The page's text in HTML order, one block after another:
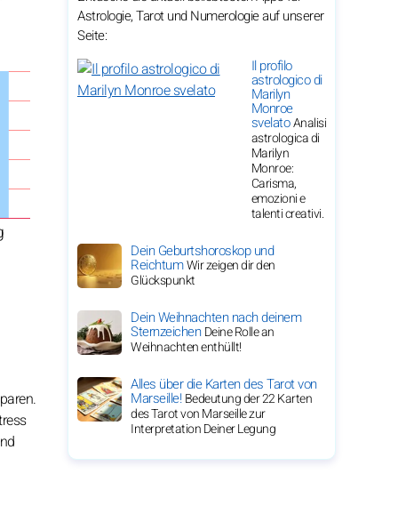
Astrologie, Tarot und Numerologie auf unserer
Seite:
Il profilo
astrologico di
Marilyn
Monroe
svelatoAnalisi
astrologica di
Marilyn
Monroe:
Carisma,
emozioni e
talenti creativi.
Dein Geburtshoroskop und
ReichtumWir zeigen dir den
Glückspunkt
Dein Weihnachten nach deinem
SternzeichenDeine Rolle an
Weihnachten enthüllt!
Alles über die Karten des Tarot von
Marseille!Bedeutung der 22 Karten
des Tarot von Marseille zur
Interpretation Deiner Legung